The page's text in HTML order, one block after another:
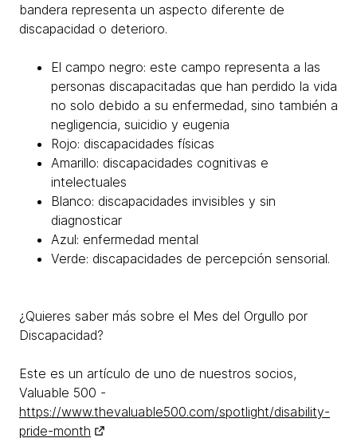
bandera representa un aspecto diferente de
discapacidad o deterioro.
El campo negro: este campo representa a las
personas discapacitadas que han perdido la vida
no solo debido a su enfermedad, sino también a
negligencia, suicidio y eugenia
Rojo: discapacidades físicas
Amarillo: discapacidades cognitivas e
intelectuales
Blanco: discapacidades invisibles y sin
diagnosticar
Azul: enfermedad mental
Verde: discapacidades de percepción sensorial.
¿Quieres saber más sobre el Mes del Orgullo por
Discapacidad?
Este es un artículo de uno de nuestros socios,
Valuable 500 -
https://www.thevaluable500.com/spotlight/disability-
pride-month